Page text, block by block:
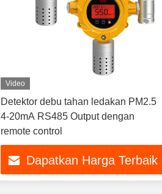
Video
Detektor debu tahan ledakan PM2.5
4-20mA RS485 Output dengan
remote control
Dapatkan Harga Terbaik